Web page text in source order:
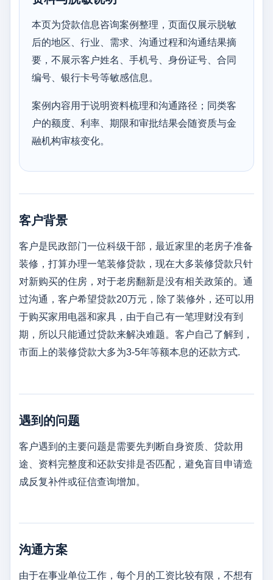
本页为贷款信息咨询案例整理，页面仅展示脱敏
后的地区、行业、需求、沟通过程和沟通结果摘
要，不展示客户姓名、手机号、身份证号、合同
编号、银行卡号等敏感信息。
案例内容用于说明资料梳理和沟通路径；同类客
户的额度、利率、期限和审批结果会随资质与金
融机构审核变化。
客户背景
客户是民政部门一位科级干部，最近家里的老房子准备
装修，打算办理一笔装修贷款，现在大多装修贷款只针
对新购买的住房，对于老房翻新是没有相关政策的。通
过沟通，客户希望贷款20万元，除了装修外，还可以用
于购买家用电器和家具，由于自己有一笔理财没有到
期，所以只能通过贷款来解决难题。客户自己了解到，
市面上的装修贷款大多为3-5年等额本息的还款方式.
遇到的问题
客户遇到的主要问题是需要先判断自身资质、贷款用
途、资料完整度和还款安排是否匹配，避免盲目申请造
成反复补件或征信查询增加。
沟通方案
由于在事业单位工作，每个月的工资比较有限，不想有